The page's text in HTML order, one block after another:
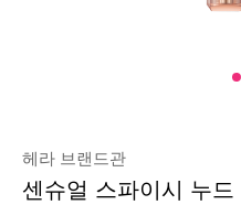
헤라 브랜드관
센슈얼 스파이시 누